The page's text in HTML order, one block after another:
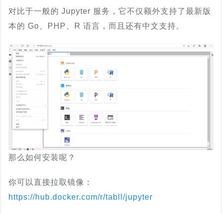
对比于一般的 Jupyter 服务，它不仅额外支持了最新版
本的 Go、PHP、R 语言，而且还有中文支持。
那么如何安装呢？
你可以直接拉取镜像：
https://hub.docker.com/r/tabll/jupyter